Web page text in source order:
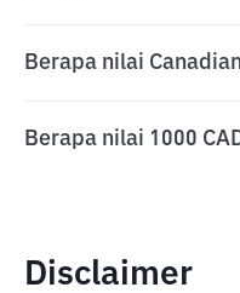
Berapa nilai
Berapa nilai 1000
Disclaimer